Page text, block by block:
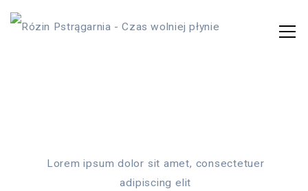
Lorem ipsum dolor sit amet, consectetuer
adipiscing elit